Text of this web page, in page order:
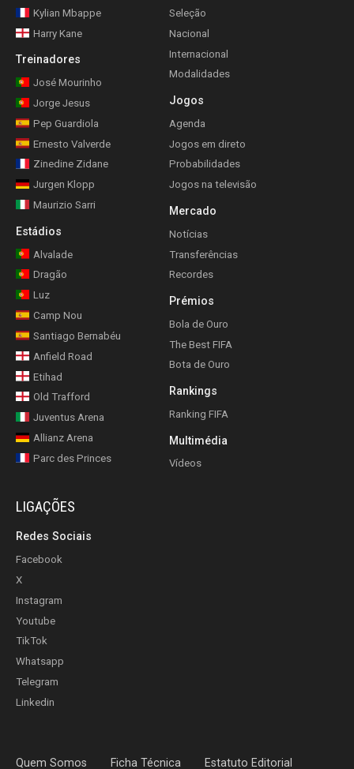
Kylian Mbappe
Harry Kane
Treinadores
José Mourinho
Jorge Jesus
Pep Guardiola
Ernesto Valverde
Zinedine Zidane
Jurgen Klopp
Maurizio Sarri
Estádios
Alvalade
Dragão
Luz
Camp Nou
Santiago Bernabéu
Anfield Road
Etihad
Old Trafford
Juventus Arena
Allianz Arena
Parc des Princes
Seleção
Nacional
Internacional
Modalidades
Jogos
Agenda
Jogos em direto
Probabilidades
Jogos na televisão
Mercado
Notícias
Transferências
Recordes
Prémios
Bola de Ouro
The Best FIFA
Bota de Ouro
Rankings
Ranking FIFA
Multimédia
Vídeos
LIGAÇÕES
Redes Sociais
Facebook
X
Instagram
Youtube
TikTok
Whatsapp
Telegram
Linkedin
Quem Somos Ficha Técnica Estatuto Editorial